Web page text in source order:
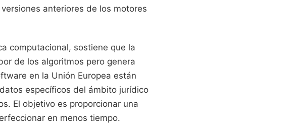
anteriores de los motores
computacional, sostiene que la
de los algoritmos pero genera
en la Unión Europea están
específicos del ámbito jurídico
El objetivo es proporcionar una
en menos tiempo.